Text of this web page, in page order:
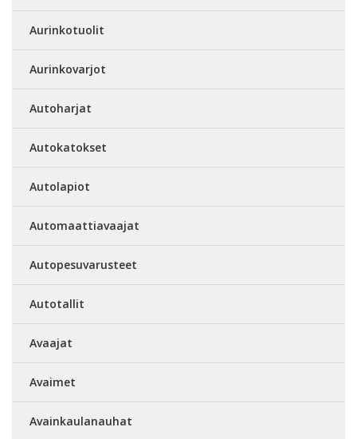
Aurinkotuolit
Aurinkovarjot
Autoharjat
Autokatokset
Autolapiot
Automaattiavaajat
Autopesuvarusteet
Autotallit
Avaajat
Avaimet
Avainkaulanauhat